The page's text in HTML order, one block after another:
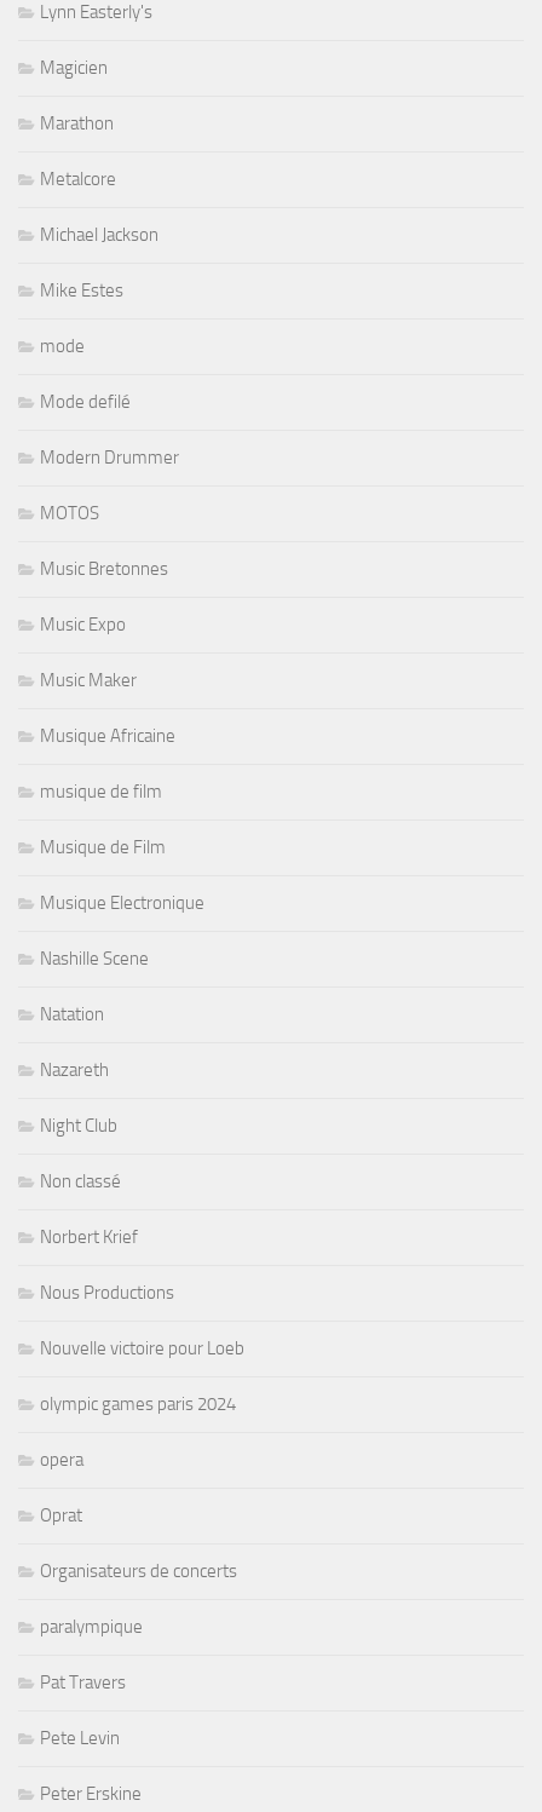
Lynn Easterly's
Magicien
Marathon
Metalcore
Michael Jackson
Mike Estes
mode
Mode defilé
Modern Drummer
MOTOS
Music Bretonnes
Music Expo
Music Maker
Musique Africaine
musique de film
Musique de Film
Musique Electronique
Nashille Scene
Natation
Nazareth
Night Club
Non classé
Norbert Krief
Nous Productions
Nouvelle victoire pour Loeb
olympic games paris 2024
opera
Oprat
Organisateurs de concerts
paralympique
Pat Travers
Pete Levin
Peter Erskine